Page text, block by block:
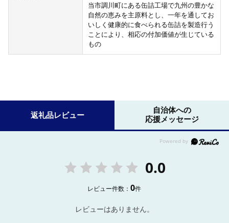
当市調川町にある缶詰工場で九州の豊かな
自然の恵みを主原料とし、一年を通してお
いしく健康的に食べられる缶詰を製造行う
ことにより、相応の付加価値が生じている
もの
返礼品レビュー
自治体への
応援メッセージ
0.0
レビュー件数：0件
レビューはありません。